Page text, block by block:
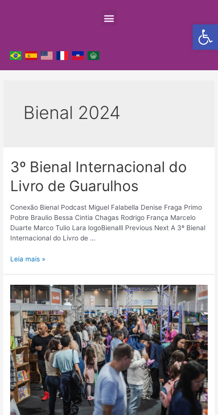
Barra de
Bienal 2024
3º Bienal Internacional do
Livro de Guarulhos
Conexão Bienal Podcast Miguel Falabella Denise Fraga Primo
Pobre Braulio Bessa Cintia Chagas Rodrigo França Marcelo
Duarte Marco Tulio Lara logoBienalll Previous Next A 3º Bienal
Internacional do Livro de …
Leia mais »